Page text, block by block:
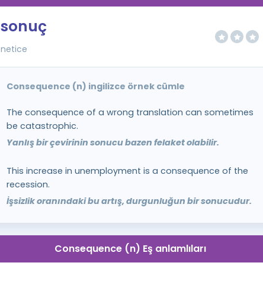
sonuç
netice
Consequence (n) ingilizce örnek cümle
The consequence of a wrong translation can sometimes
be catastrophic.
Yanlış bir çevirinin sonucu bazen felaket olabilir.
This increase in unemployment is a consequence of the
recession.
İşsizlik oranındaki bu artış, durgunluğun bir sonucudur.
Consequence (n) Eş anlamlıları